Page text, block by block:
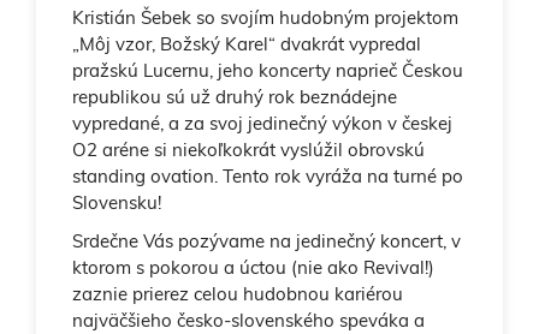
Kristián Šebek so svojím hudobným projektom
„Môj vzor, Božský Karel“ dvakrát vypredal
pražskú Lucernu, jeho koncerty naprieč Českou
republikou sú už druhý rok beznádejne
vypredané, a za svoj jedinečný výkon v českej
O2 aréne si niekoľkokrát vyslúžil obrovskú
standing ovation. Tento rok vyráža na turné po
Slovensku!
Srdečne Vás pozývame na jedinečný koncert, v
ktorom s pokorou a úctou (nie ako Revival!)
zaznie prierez celou hudobnou kariérou
najväčšieho česko-slovenského speváka a